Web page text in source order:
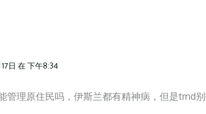
日 在 下午8:34
管理原住民吗，伊斯兰都有精神病，但是tmd